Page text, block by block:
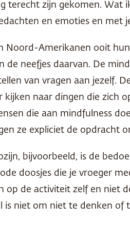
terecht zijn gekomen.
en emoties en met
Noord-Amerikanen ooit
de neefjes daarvan. De
van vragen aan jezelf.
kijken naar dingen die zich
die aan mindfulness
ze expliciet de opdracht
bijvoorbeeld, is de
doosjes die je vroeger
op de activiteit zelf en niet
is niet om niet te denken